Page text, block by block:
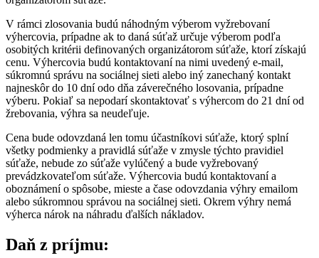
V rámci zlosovania budú náhodným výberom vyžrebovaní
výhercovia, prípadne ak to daná súťaž určuje výberom podľa
osobitých kritérii definovaných organizátorom súťaže, ktorí získajú
cenu. Výhercovia budú kontaktovaní na nimi uvedený e-mail,
súkromnú správu na sociálnej sieti alebo iný zanechaný kontakt
najneskôr do 10 dní odo dňa záverečného losovania, prípadne
výberu. Pokiaľ sa nepodarí skontaktovať s výhercom do 21 dní od
žrebovania, výhra sa neudeľuje.
Cena bude odovzdaná len tomu účastníkovi súťaže, ktorý splní
všetky podmienky a pravidlá súťaže v zmysle týchto pravidiel
súťaže, nebude zo súťaže vylúčený a bude vyžrebovaný
prevádzkovateľom súťaže. Výhercovia budú kontaktovaní a
oboznámení o spôsobe, mieste a čase odovzdania výhry emailom
alebo súkromnou správou na sociálnej sieti. Okrem výhry nemá
výherca nárok na náhradu ďalších nákladov.
Daň z príjmu: